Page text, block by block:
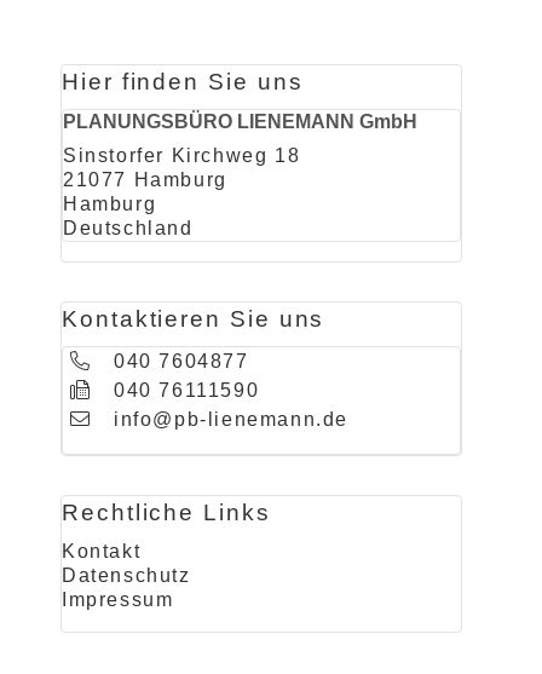
Hier finden Sie uns
PLANUNGSBÜRO LIENEMANN GmbH
Sinstorfer Kirchweg 18
21077 Hamburg
Hamburg
Deutschland
Kontaktieren Sie uns
040 7604877
040 76111590
info@pb-lienemann.de
Rechtliche Links
Kontakt
Datenschutz
Impressum